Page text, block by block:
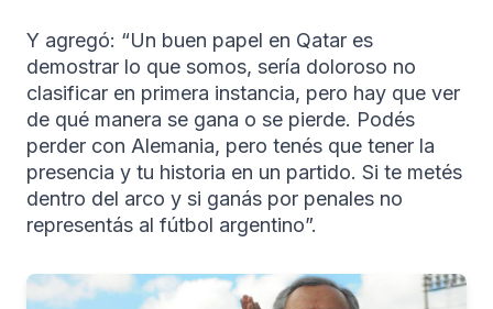
Y agregó: “Un buen papel en Qatar es
demostrar lo que somos, sería doloroso no
clasificar en primera instancia, pero hay que ver
de qué manera se gana o se pierde. Podés
perder con Alemania, pero tenés que tener la
presencia y tu historia en un partido. Si te metés
dentro del arco y si ganás por penales no
representás al fútbol argentino”.